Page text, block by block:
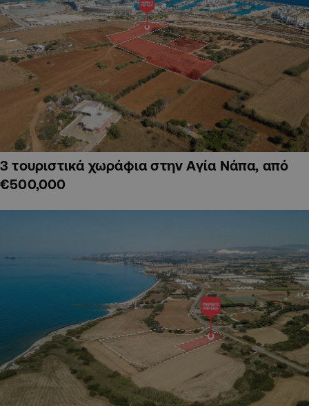
3 τουριστικά χωράφια στην Αγία Νάπα, από
€500,000